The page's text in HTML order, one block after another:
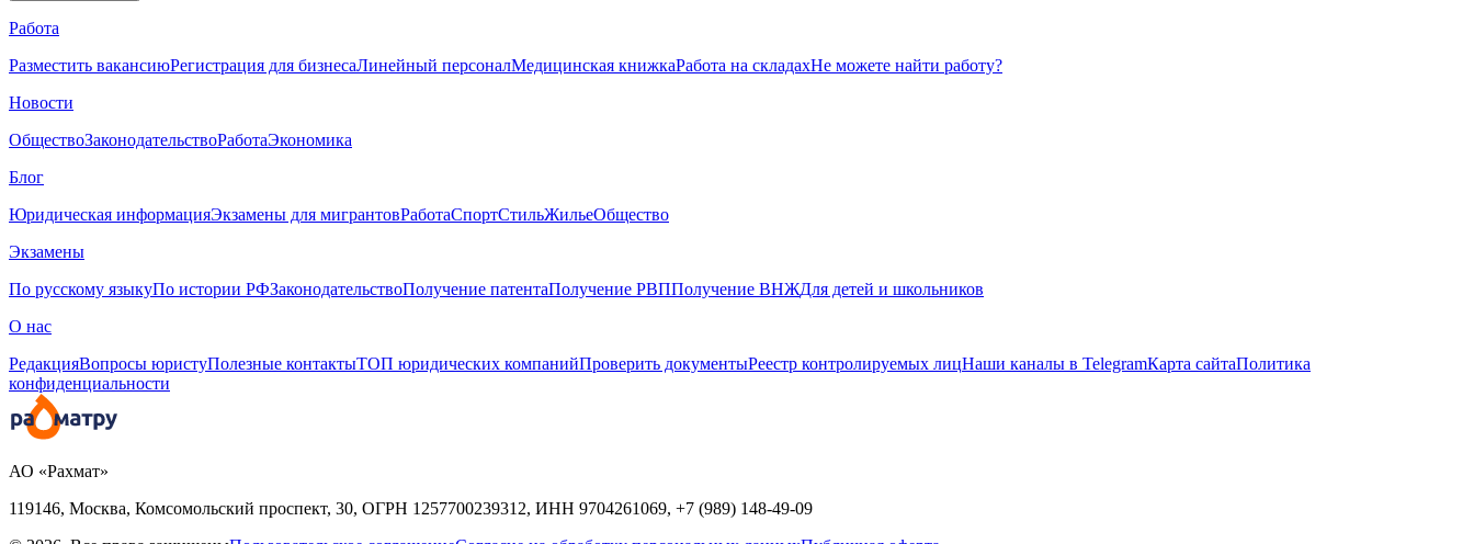
Работа
Разместить вакансиюРегистрация для бизнесаЛинейный персоналМедицинская книжкаРабота на складахНе можете найти работу?
Новости
ОбществоЗаконодательствоРаботаЭкономика
Блог
Юридическая информацияЭкзамены для мигрантовРаботаСпортСтильЖильеОбщество
Экзамены
По русскому языкуПо истории РФЗаконодательствоПолучение патентаПолучение РВППолучение ВНЖДля детей и школьников
О нас
РедакцияВопросы юристуПолезные контактыТОП юридических компанийПроверить документыРеестр контролируемых лицНаши каналы в TelegramКарта сайтаПолитика
конфиденциальности
АО «Рахмат»
119146, Москва, Комсомольский проспект, 30, ОГРН 1257700239312, ИНН 9704261069, +7 (989) 148-49-09